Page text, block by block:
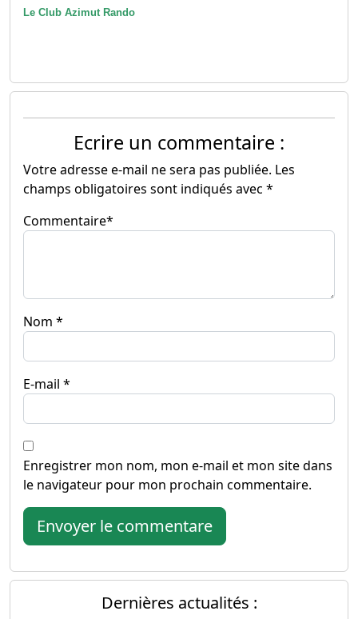
Le Club Azimut Rando
Ecrire un commentaire :
Votre adresse e-mail ne sera pas publiée. Les
champs obligatoires sont indiqués avec *
Commentaire*
Nom *
E-mail *
Enregistrer mon nom, mon e-mail et mon site dans
le navigateur pour mon prochain commentaire.
Dernières actualités :